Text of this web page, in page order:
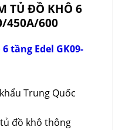
TỦ ĐỒ KHÔ 6
450A/600
tầng Edel GK09-
Trung Quốc
đồ khô thông